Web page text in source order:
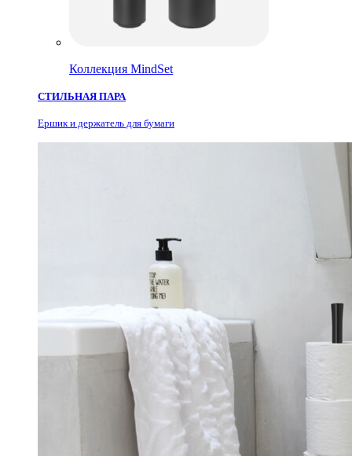
Коллекция MindSet
СТИЛЬНАЯ ПАРА
Ершик и держатель для бумаги